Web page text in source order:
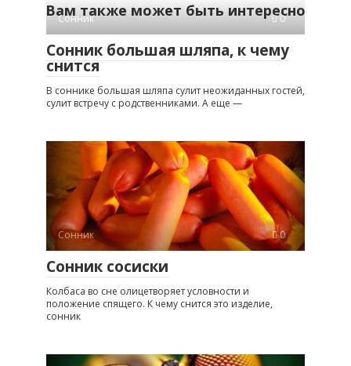
Вам также может быть интересно
Сонник 0
Сонник большая шляпа, к чему
снится
В соннике большая шляпа сулит неожиданных гостей,
сулит встречу с родственниками. А еще —
Сонник 0
Сонник сосиски
Колбаса во сне олицетворяет условности и
положение спящего. К чему снится это изделие,
сонник